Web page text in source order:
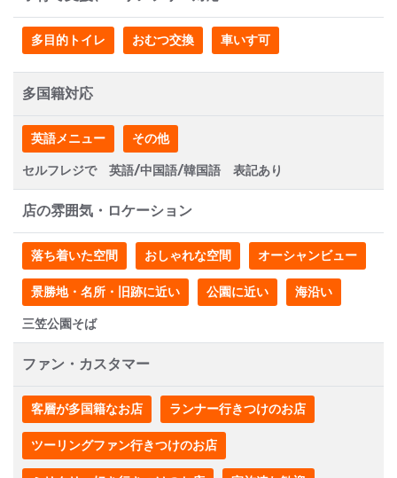
多目的トイレ おむつ交換 車いす可
多国籍対応
英語メニュー その他
セルフレジで 英語/中国語/韓国語 表記あり
店の雰囲気・ロケーション
落ち着いた空間 おしゃれな空間 オーシャンビュー
景勝地・名所・旧跡に近い 公園に近い 海沿い
三笠公園そば
ファン・カスタマー
客層が多国籍なお店 ランナー行きつけのお店
ツーリングファン行きつけのお店